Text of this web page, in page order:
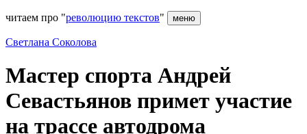
читаем про "революцию текстов" меню
Светлана Соколова
Мастер спорта Андрей
Севастьянов примет участие
на трассе автодрома